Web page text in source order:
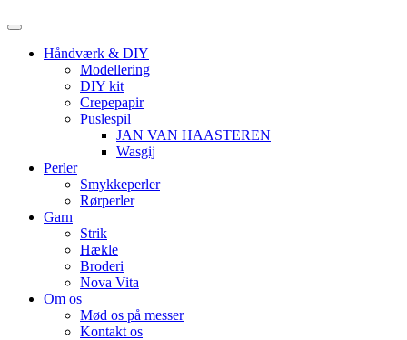
Menu
Håndværk & DIY
Modellering
DIY kit
Crepepapir
Puslespil
JAN VAN HAASTEREN
Wasgij
Perler
Smykkeperler
Rørperler
Garn
Strik
Hækle
Broderi
Nova Vita
Om os
Mød os på messer
Kontakt os